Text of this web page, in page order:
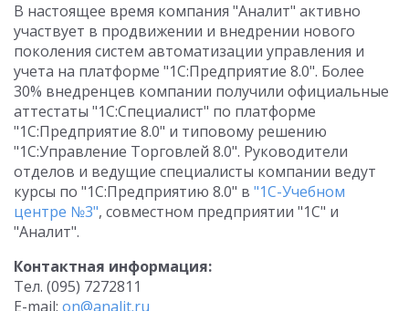
В настоящее время компания "Аналит" активно
участвует в продвижении и внедрении нового
поколения систем автоматизации управления и
учета на платформе "1С:Предприятие 8.0". Более
30% внедренцев компании получили официальные
аттестаты "1С:Специалист" по платформе
"1С:Предприятие 8.0" и типовому решению
"1С:Управление Торговлей 8.0". Руководители
отделов и ведущие специалисты компании ведут
курсы по "1С:Предприятию 8.0" в "1С-Учебном
центре №3", совместном предприятии "1С" и
"Аналит".
Контактная информация:
Тел. (095) 7272811
E-mail: on@analit.ru